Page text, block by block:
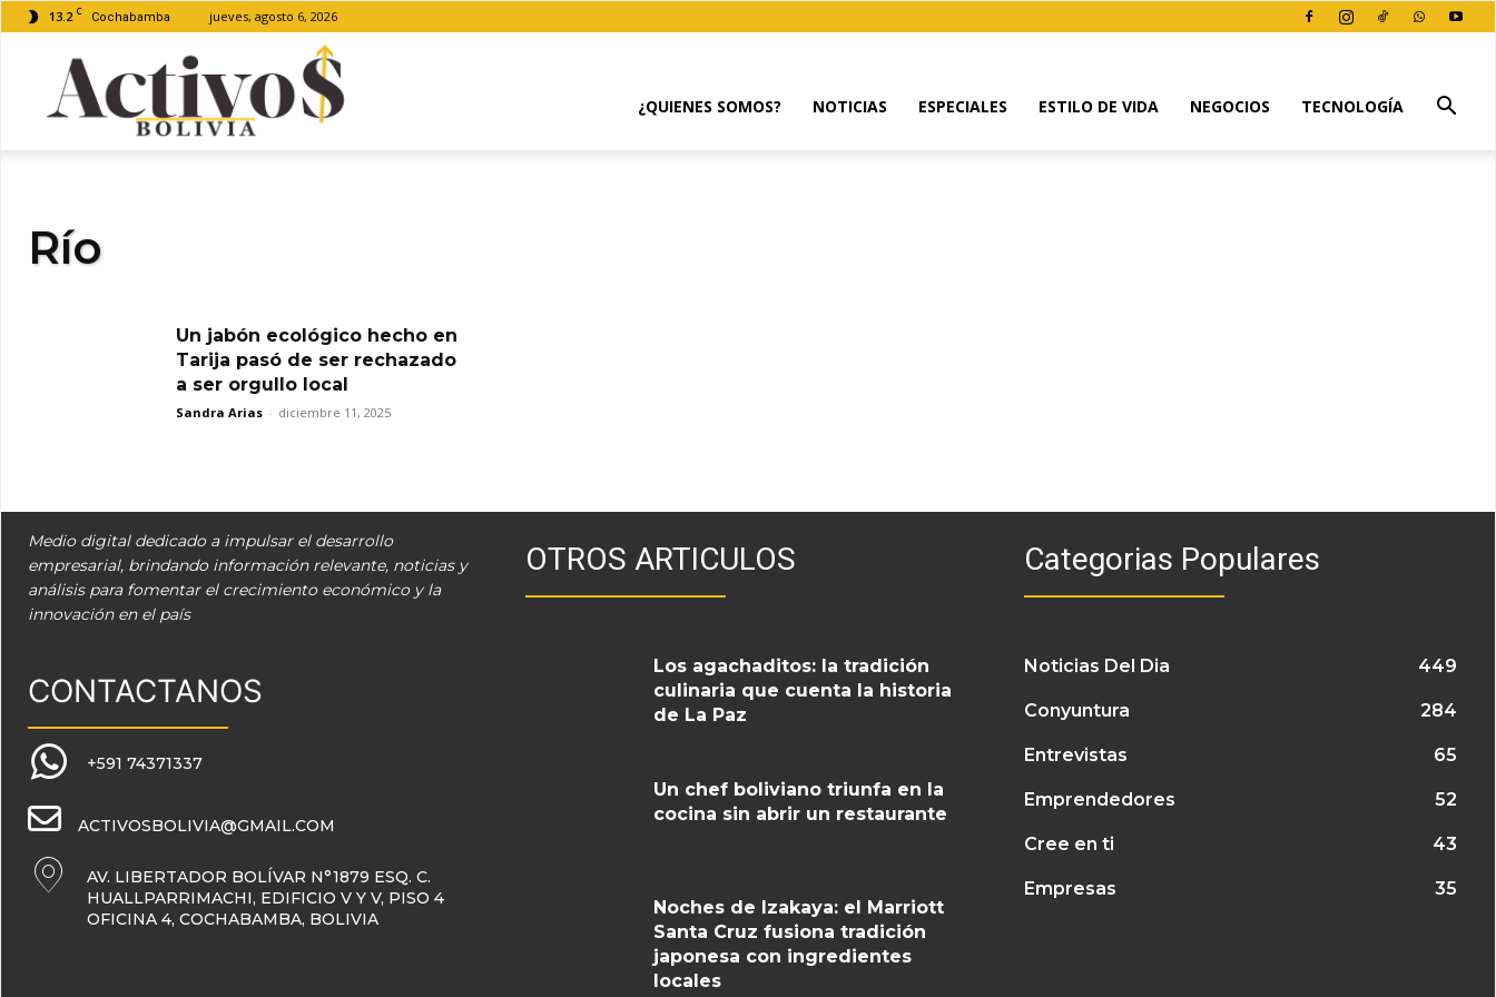
13.2 C Cochabamba jueves, agosto 6, 2026
¿QUIENES SOMOS? NOTICIAS ESPECIALES ESTILO DE VIDA NEGOCIOS TECNOLOGÍA
Río
Un jabón ecológico hecho en
Tarija pasó de ser rechazado
a ser orgullo local
Sandra Arias - diciembre 11, 2025
Medio digital dedicado a impulsar el desarrollo
empresarial, brindando información relevante, noticias y
análisis para fomentar el crecimiento económico y la
innovación en el país
CONTACTANOS
+591 74371337
ACTIVOSBOLIVIA@GMAIL.COM
AV. LIBERTADOR BOLÍVAR N°1879 ESQ. C.
HUALLPARRIMACHI, EDIFICIO V Y V, PISO 4
OFICINA 4, COCHABAMBA, BOLIVIA
OTROS ARTICULOS
Los agachaditos: la tradición
culinaria que cuenta la historia
de La Paz
Un chef boliviano triunfa en la
cocina sin abrir un restaurante
Noches de Izakaya: el Marriott
Santa Cruz fusiona tradición
japonesa con ingredientes
locales
Categorias Populares
Noticias Del Dia 449
Conyuntura 284
Entrevistas 65
Emprendedores 52
Cree en ti 43
Empresas 35